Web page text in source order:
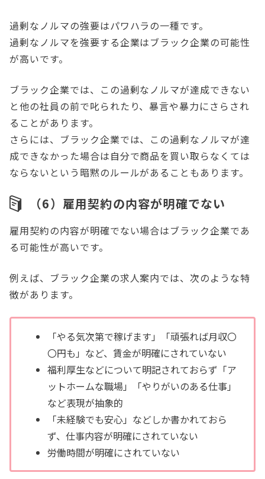
過剰なノルマの強要はパワハラの一種です。
過剰なノルマを強要する企業はブラック企業の可能性
が高いです。
ブラック企業では、この過剰なノルマが達成できない
と他の社員の前で叱られたり、暴言や暴力にさらされ
ることがあります。
さらには、ブラック企業では、この過剰なノルマが達
成できなかった場合は自分で商品を買い取らなくては
ならないという暗黙のルールがあることもあります。
（6）雇用契約の内容が明確でない
雇用契約の内容が明確でない場合はブラック企業であ
る可能性が高いです。
例えば、ブラック企業の求人案内では、次のような特
徴があります。
「やる気次第で稼げます」「頑張れば月収〇
〇円も」など、賃金が明確にされていない
福利厚生などについて明記されておらず「ア
ットホームな職場」「やりがいのある仕事」
など表現が抽象的
「未経験でも安心」などしか書かれておら
ず、仕事内容が明確にされていない
労働時間が明確にされていない